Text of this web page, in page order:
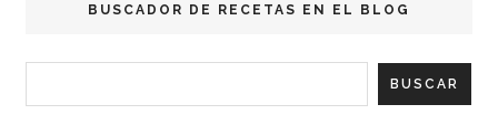
BUSCADOR DE RECETAS EN EL BLOG